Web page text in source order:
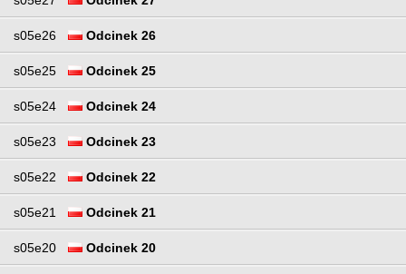
s05e26 Odcinek 26
s05e25 Odcinek 25
s05e24 Odcinek 24
s05e23 Odcinek 23
s05e22 Odcinek 22
s05e21 Odcinek 21
s05e20 Odcinek 20